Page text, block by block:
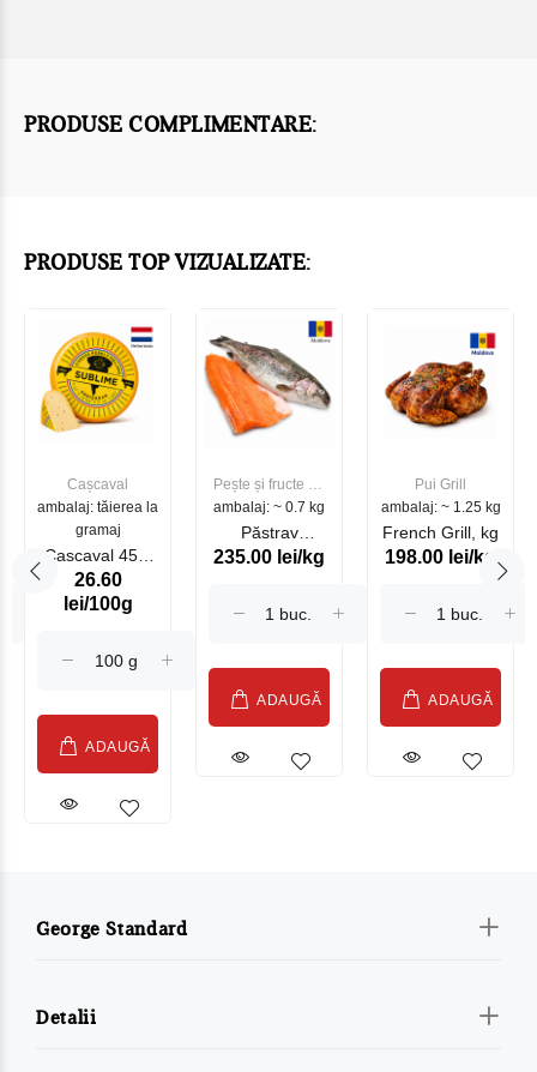
PRODUSE COMPLIMENTARE:
PRODUSE TOP VIZUALIZATE:
Cașcaval
ambalaj: tăierea la
gramaj
Cascaval 45%
Maasdam
Sublime Cow
26.60
lei/100g
ADAUGĂ
Pește și fructe de
mare
ambalaj: ~ 0.7 kg
Păstrav
Somonat
235.00 lei/kg
ADAUGĂ
Pui Grill
ambalaj: ~ 1.25 kg
French Grill, kg
198.00 lei/kg
ADAUGĂ
George Standard
Detalii